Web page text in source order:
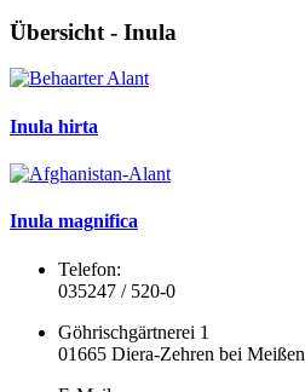
Übersicht - Inula
Inula hirta
Inula magnifica
Telefon:
035247 / 520-0
Göhrischgärtnerei 1
01665 Diera-Zehren bei Meißen